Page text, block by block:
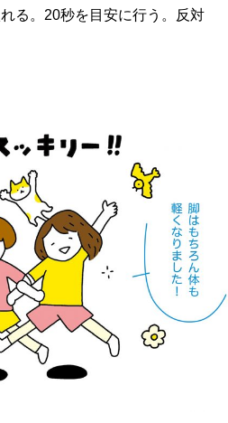
る。20秒を目安に行う。反対